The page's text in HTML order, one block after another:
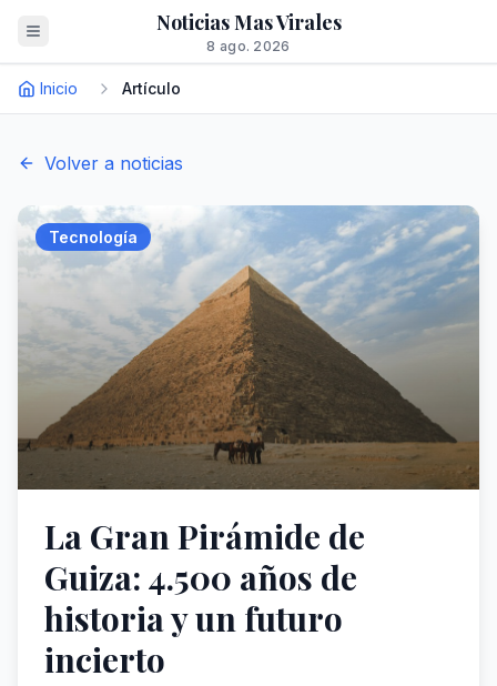
Noticias Mas Virales
8 ago. 2026
Inicio Artículo
Volver a noticias
Tecnología
La Gran Pirámide de
Guiza: 4.500 años de
historia y un futuro
incierto